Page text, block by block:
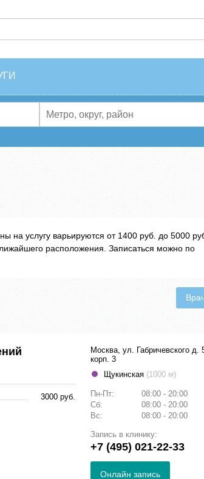
на услугу варьируются от 1400 руб. до 5000
расположения. Записаться можно по
3000 руб.
Москва, ул. Габричевского д.
корп. 3
Щукинская (1000 м)
Пн-Пт:
08:00 - 20:00
Сб:
08:00 - 20:00
Вс:
08:00 - 20:00
Запись в клинику:
+7 (495) 021-22-33
Онлайн запись